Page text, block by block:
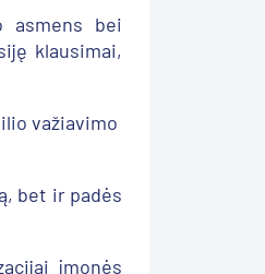
asmens bei
klausimai,
važiavimo
bet ir padės
įmonės